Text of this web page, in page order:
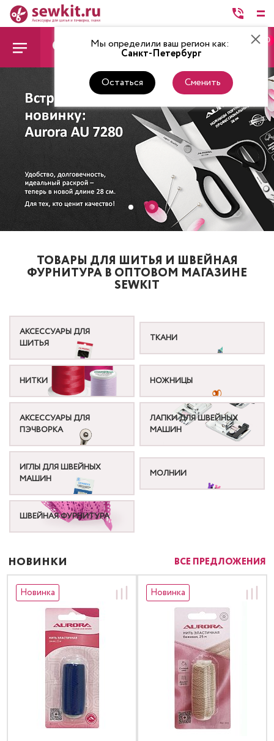
Мы определили ваш регион как:
Санкт-Петербург
Остаться Сменить
0
ТОВАРЫ ДЛЯ ШИТЬЯ И ШВЕЙНАЯ
ФУРНИТУРА В ОПТОВОМ МАГАЗИНЕ
SEWKIT
АКСЕССУАРЫ ДЛЯ
ШИТЬЯ
ТКАНИ
НИТКИ НОЖНИЦЫ
АКСЕССУАРЫ ДЛЯ
ПЭЧВОРКА
ЛАПКИ ДЛЯ ШВЕЙНЫХ
МАШИН
ИГЛЫ ДЛЯ ШВЕЙНЫХ
МАШИН
МОЛНИИ
ШВЕЙНАЯ ФУРНИТУРА
НОВИНКИ ВСЕ ПРЕДЛОЖЕНИЯ
Новинка Новинка